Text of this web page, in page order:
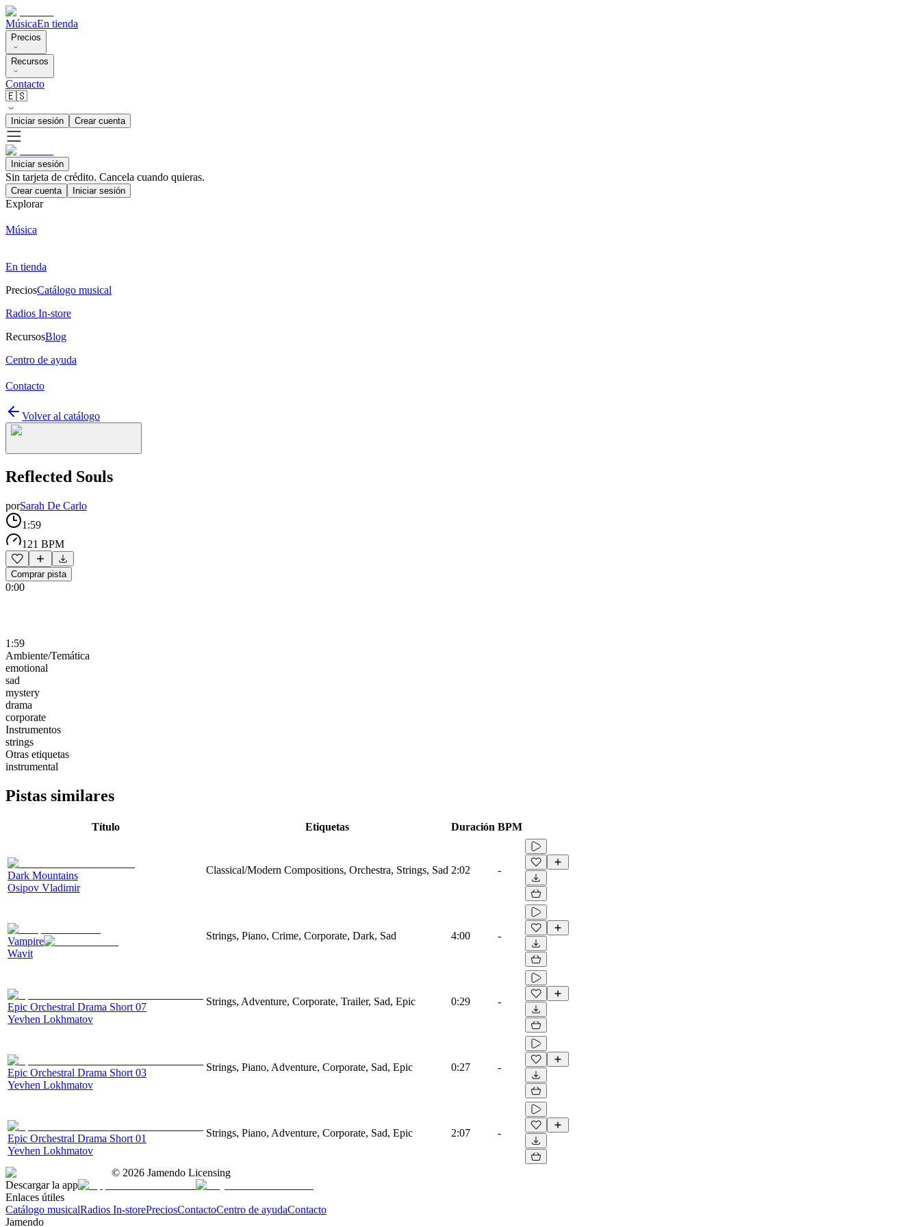
MúsicaEn tienda
Precios
Recursos
Contacto
🇪🇸
Iniciar sesión Crear cuenta
Iniciar sesión
Sin tarjeta de crédito. Cancela cuando quieras.
Crear cuenta Iniciar sesión
Explorar
Música
En tienda
PreciosCatálogo musical
Radios In-store
RecursosBlog
Centro de ayuda
Contacto
Volver al catálogo
Reflected Souls
porSarah De Carlo
1:59
121 BPM
Comprar pista
0:00
1:59
Ambiente/Temática
emotional
sad
mystery
drama
corporate
Instrumentos
strings
Otras etiquetas
instrumental
Pistas similares
Título Etiquetas Duración BPM
Dark Mountains
Osipov Vladimir
Classical/Modern Compositions, Orchestra, Strings, Sad 2:02 -
Vampire
Wavit
Strings, Piano, Crime, Corporate, Dark, Sad 4:00 -
Epic Orchestral Drama Short 07
Yevhen Lokhmatov
Strings, Adventure, Corporate, Trailer, Sad, Epic 0:29 -
Epic Orchestral Drama Short 03
Yevhen Lokhmatov
Strings, Piano, Adventure, Corporate, Sad, Epic 0:27 -
Epic Orchestral Drama Short 01
Yevhen Lokhmatov
Strings, Piano, Adventure, Corporate, Sad, Epic 2:07 -
© 2026 Jamendo Licensing
Descargar la app
Enlaces útiles
Catálogo musicalRadios In-storePreciosContactoCentro de ayudaContacto
Jamendo